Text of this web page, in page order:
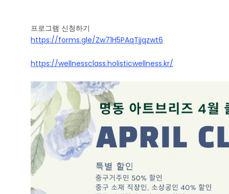
프로그램 신청하기
https://forms.gle/Zw71H5PAqTjjqzwt6
https://wellnessclass.holisticwellness.kr/